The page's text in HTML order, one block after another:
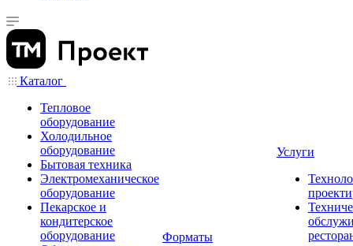
Каталог
Тепловое
оборудование
Холодильное
оборудование
Бытовая техника
Электромеханическое
оборудование
Пекарское и
кондитерское
оборудование
Форматы
Услуги